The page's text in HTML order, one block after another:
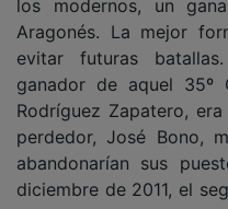
evitar futuras
ganador de aquel 35º
Rodríguez Zapatero,
perdedor, José Bono,
abandonarían sus
diciembre de 2011, el
Congreso. Desde
las américas, uno